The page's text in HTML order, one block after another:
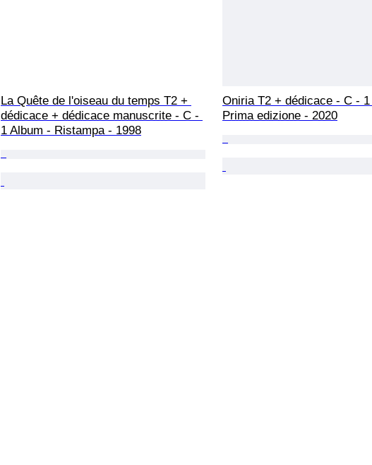
La Quête de l'oiseau du temps T2 +
dédicace + dédicace manuscrite - C -
1 Album - Ristampa - 1998
Oniria T2 + dédicace - C -
Prima edizione - 2020